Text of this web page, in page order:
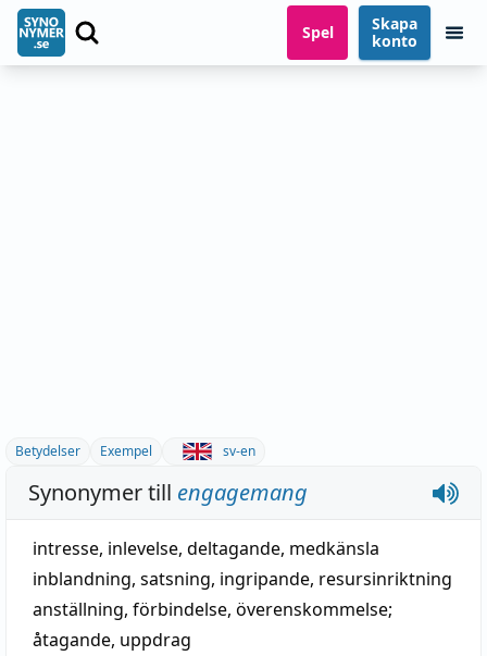
Spel
Skapa
konto
Betydelser Exempel sv-en
Synonymer till engagemang
intresse, inlevelse, deltagande, medkänsla
inblandning, satsning, ingripande, resursinriktning
anställning, förbindelse, överenskommelse;
åtagande, uppdrag